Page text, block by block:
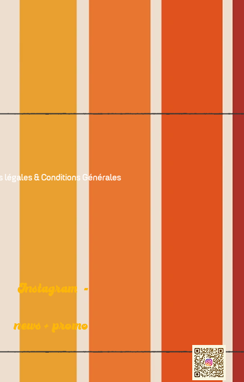
légales & Conditions Générales
Instagram =
news + promo